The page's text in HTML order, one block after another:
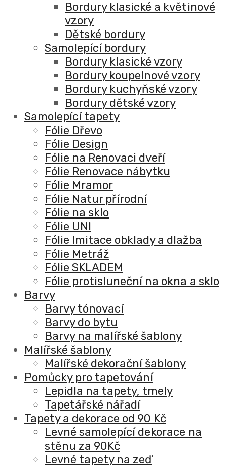
Bordury klasické a květinové
vzory
Dětské bordury
Samolepící bordury
Bordury klasické vzory
Bordury koupelnové vzory
Bordury kuchyňské vzory
Bordury dětské vzory
Samolepící tapety
Fólie Dřevo
Fólie Design
Fólie na Renovaci dveří
Fólie Renovace nábytku
Fólie Mramor
Fólie Natur přírodní
Fólie na sklo
Fólie UNI
Fólie Imitace obklady a dlažba
Fólie Metráž
Fólie SKLADEM
Fólie protisluneční na okna a sklo
Barvy
Barvy tónovací
Barvy do bytu
Barvy na malířské šablony
Malířské šablony
Malířské dekorační šablony
Pomůcky pro tapetování
Lepidla na tapety, tmely
Tapetářské nářadí
Tapety a dekorace od 90 Kč
Levné samolepící dekorace na
stěnu za 90Kč
Levné tapety na zeď